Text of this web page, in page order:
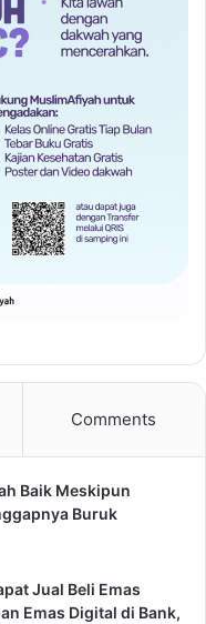
Comments
Baik Meskipun
Buruk
Jual Beli Emas
Emas Digital di Bank,